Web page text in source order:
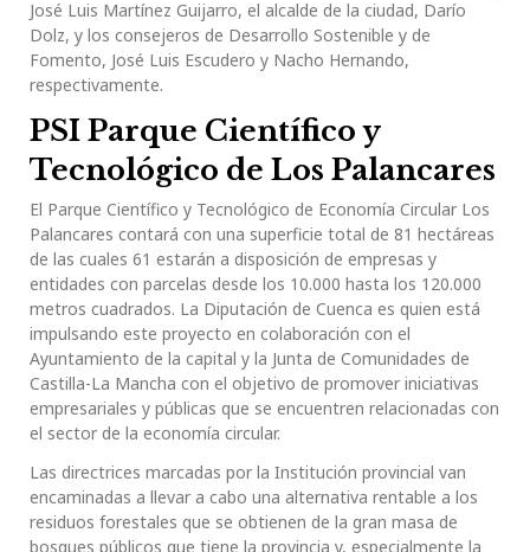
José Luis Martínez Guijarro, el alcalde de la ciudad, Darío
Dolz, y los consejeros de Desarrollo Sostenible y de
Fomento, José Luis Escudero y Nacho Hernando,
respectivamente.
PSI Parque Científico y
Tecnológico de Los Palancares
El Parque Científico y Tecnológico de Economía Circular Los
Palancares contará con una superficie total de 81 hectáreas
de las cuales 61 estarán a disposición de empresas y
entidades con parcelas desde los 10.000 hasta los 120.000
metros cuadrados. La Diputación de Cuenca es quien está
impulsando este proyecto en colaboración con el
Ayuntamiento de la capital y la Junta de Comunidades de
Castilla-La Mancha con el objetivo de promover iniciativas
empresariales y públicas que se encuentren relacionadas con
el sector de la economía circular.
Las directrices marcadas por la Institución provincial van
encaminadas a llevar a cabo una alternativa rentable a los
residuos forestales que se obtienen de la gran masa de
bosques públicos que tiene la provincia y, especialmente la